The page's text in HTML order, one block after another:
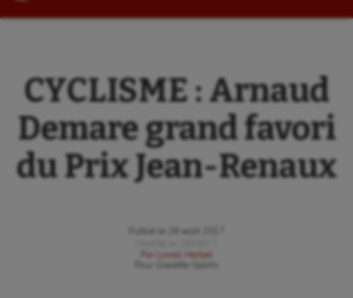
CYCLISME : Arnaud
Demare grand favori
du Prix Jean-Renaux
Publié le
28 août 2017
Par
Lionel Herbet
Gazette Sports